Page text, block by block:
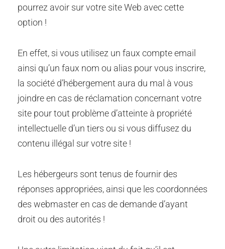
pourrez avoir sur votre site Web avec cette
option !
En effet, si vous utilisez un faux compte email
ainsi qu’un faux nom ou alias pour vous inscrire,
la société d’hébergement aura du mal à vous
joindre en cas de réclamation concernant votre
site pour tout problème d’atteinte à propriété
intellectuelle d’un tiers ou si vous diffusez du
contenu illégal sur votre site !
Les hébergeurs sont tenus de fournir des
réponses appropriées, ainsi que les coordonnées
des webmaster en cas de demande d’ayant
droit ou des autorités !